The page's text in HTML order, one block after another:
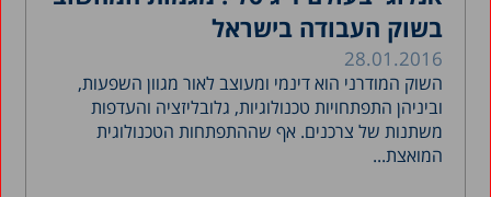
בשוק העבודה בישראל
28.01.2016
השוק המודרני הוא דינמי ומעוצב לאור מגוון השפעות,
וביניהן התפתחויות טכנולוגיות, גלובליזציה והעדפות
משתנות של צרכנים. אף שההתפתחות הטכנולוגית
המואצת...